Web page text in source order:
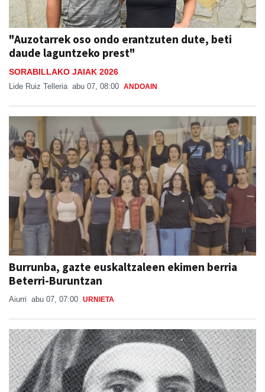
"Auzotarrek oso ondo erantzuten dute, beti
daude laguntzeko prest"
SORABILLAKO JAIAK 2026
Lide Ruiz Telleria abu 07, 08:00 ANDOAIN
Burrunba, gazte euskaltzaleen ekimen berria
Beterri-Buruntzan
Aiurri abu 07, 07:00 URNIETA